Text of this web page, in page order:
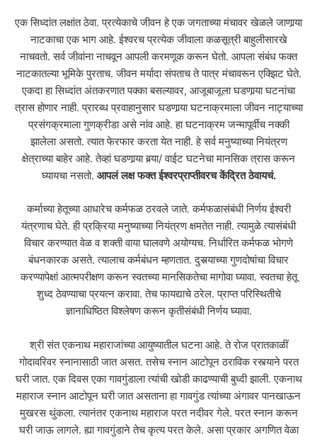
एक सिध्दांत लक्षांत ठेवा. प्रत्येकाचे जीवन हे एक जगताच्या मंचावर खेळले जाणार्‍या
नाटकाचा एक भाग आहे. ईश्वरच प्रत्येक जीवाला कळसूत्री बाहुलीसारखे
नाचवतो. सर्व जीवांना नाचवून आपली करमणूक करून घेतो. आपला संबंध फक्त
नाटकातल्या भूमिके पुरताच. जीवन मर्यादा संपताच ते पात्र मंचावरून एक्झिट घेते.
एकदा हा सिध्दांत अंतकरणात पक्का बसल्यावर, आजूबाजूला घडणार्‍या घटनांचा
त्रास होणार नाही. प्रारब्ध प्रवाहानुसार घडणार्‍या घटनाक्रमाला जीवन नाट्याच्या
प्रसंगक्रमाला गुणक्रीडा असे नांव आहे. हा घटनाक्रम जन्मापूर्वीच नक्की
झालेला असतो. त्यात फेरफार करता येत नाही. हे सर्व मनुष्याच्या नियंत्रण
क्षेत्राच्या बाहेर आहे. तेव्हां घडणार्‍या बर्‍या/ वाईट घटनेचा मानसिक त्रास करून
घ्यायचा नसतो. आपलं लक्ष फक्त ईश्वरप्राप्तीवरच केंद्रित ठेवायचं.
कर्माच्या हेतूच्या आधारेच कर्मफळ ठरवले जाते. कर्मफळासंबंधी निर्णय ईश्वरी
यंत्रणाच घेते. ही प्रक्रिया मनुष्याच्या नियंत्रण क्षमतेत नाही. त्यामुळे त्यासंबंधी
विचार करण्यात वेळ व शक्ती वाया घालवणे अयोग्यच. निर्धारित कर्मफळ भोगणे
बंधनकारक असते. त्यालाच कर्मबंधन म्हणतात. दुसर्‍याच्या गुणदोषांचा विचार
करण्यापेक्षां आत्मपरीक्षण करून स्वतच्या मानसिकतेचा मागोवा घ्यावा. स्वतचा हेतू
शुध्द ठेवण्याचा प्रयत्न करावा. तेच फायद्याचे ठरेल. प्राप्त परिस्थितीचे
ज्ञानाधिष्ठित विश्लेषण करून कृतीसंबंधी निर्णय घ्यावा.
श्री संत एकनाथ महाराजांच्या आयुष्यातील घटना आहे. ते रोज प्रातकाळीं
गोदावरिवर स्नानासाठी जात असत. तसेच स्नान आटोपून ठराविक रस्त्याने परत
घरी जात. एक दिवस एका गावगुंडाला त्यांची खोडी काढण्याची बुध्दी झाली. एकनाथ
महाराज स्नान आटोपून घरी जात असताना हा गावगुंड त्यांच्या अंगावर पानखाऊन
मुखरस थुंकला. त्यानंतर एकनाथ महाराज परत नदीवर गेले. परत स्नान करून
घरी जाऊ लागले. ह्या गावगुंडाने तेच कृत्य परत केले. असा प्रकार अगणित वेळा